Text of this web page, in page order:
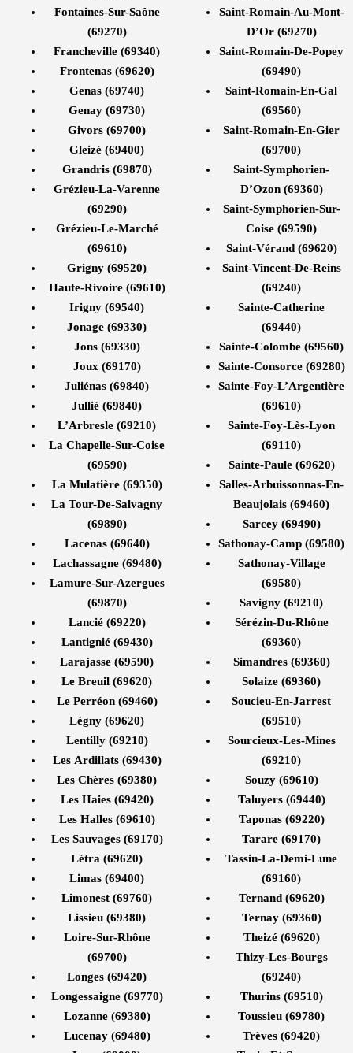
Fontaines-Sur-Saône
(69270)
Francheville (69340)
Frontenas (69620)
Genas (69740)
Genay (69730)
Givors (69700)
Gleizé (69400)
Grandris (69870)
Grézieu-La-Varenne
(69290)
Grézieu-Le-Marché
(69610)
Grigny (69520)
Haute-Rivoire (69610)
Irigny (69540)
Jonage (69330)
Jons (69330)
Joux (69170)
Juliénas (69840)
Jullié (69840)
L’Arbresle (69210)
La Chapelle-Sur-Coise
(69590)
La Mulatière (69350)
La Tour-De-Salvagny
(69890)
Lacenas (69640)
Lachassagne (69480)
Lamure-Sur-Azergues
(69870)
Lancié (69220)
Lantignié (69430)
Larajasse (69590)
Le Breuil (69620)
Le Perréon (69460)
Légny (69620)
Lentilly (69210)
Les Ardillats (69430)
Les Chères (69380)
Les Haies (69420)
Les Halles (69610)
Les Sauvages (69170)
Létra (69620)
Limas (69400)
Limonest (69760)
Lissieu (69380)
Loire-Sur-Rhône
(69700)
Longes (69420)
Longessaigne (69770)
Lozanne (69380)
Lucenay (69480)
Saint-Romain-Au-Mont-
D’Or (69270)
Saint-Romain-De-Popey
(69490)
Saint-Romain-En-Gal
(69560)
Saint-Romain-En-Gier
(69700)
Saint-Symphorien-
D’Ozon (69360)
Saint-Symphorien-Sur-
Coise (69590)
Saint-Vérand (69620)
Saint-Vincent-De-Reins
(69240)
Sainte-Catherine
(69440)
Sainte-Colombe (69560)
Sainte-Consorce (69280)
Sainte-Foy-L’Argentière
(69610)
Sainte-Foy-Lès-Lyon
(69110)
Sainte-Paule (69620)
Salles-Arbuissonnas-En-
Beaujolais (69460)
Sarcey (69490)
Sathonay-Camp (69580)
Sathonay-Village
(69580)
Savigny (69210)
Sérézin-Du-Rhône
(69360)
Simandres (69360)
Solaize (69360)
Soucieu-En-Jarrest
(69510)
Sourcieux-Les-Mines
(69210)
Souzy (69610)
Taluyers (69440)
Taponas (69220)
Tarare (69170)
Tassin-La-Demi-Lune
(69160)
Ternand (69620)
Ternay (69360)
Theizé (69620)
Thizy-Les-Bourgs
(69240)
Thurins (69510)
Toussieu (69780)
Trèves (69420)